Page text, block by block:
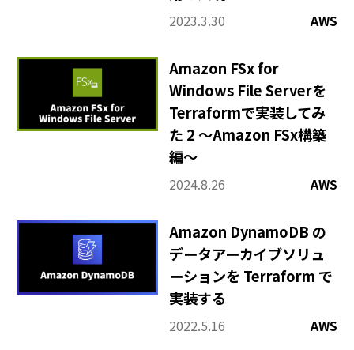
2023.3.30 AWS
Amazon FSx for
Windows File Serverを
Terraformで実装してみ
た 2 ～Amazon FSx構築
編～
2024.8.26 AWS
Amazon DynamoDB の
データアーカイブソリュ
ーションを Terraform で
実装する
2022.5.16 AWS